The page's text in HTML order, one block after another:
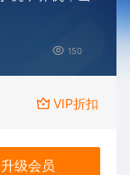
150
VIP折扣
级会员